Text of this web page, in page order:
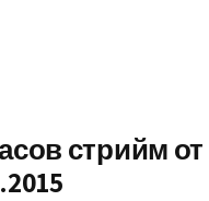
стрийм от